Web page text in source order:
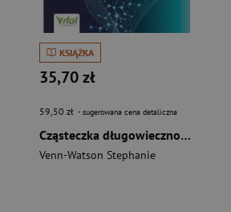
KSIĄŻKA
35,70 zł
59,50 zł - sugerowana cena detaliczna
Cząsteczka długowieczności C15:0 Nowe spojrzenie nauki na uzdrawiające tłuszcze, tempo starzenia, stany zapalne, otyłość i choroby przewlekłe
Venn-Watson Stephanie